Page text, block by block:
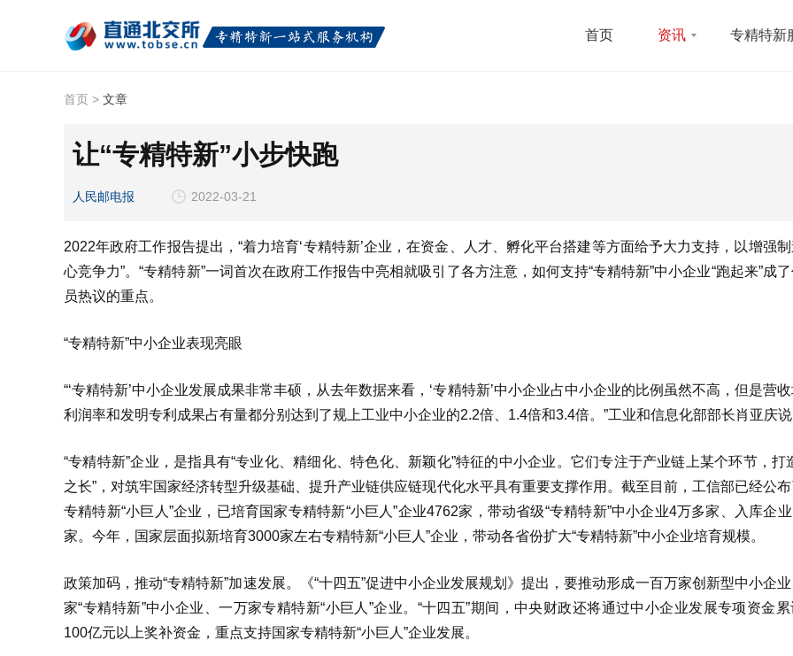
首页 资讯 专精特新
首页 > 文章
让“专精特新”小步快跑
人民邮电报 2022-03-21
2022年政府工作报告提出，“着力培育‘专精特新’企业，在资金、人才、孵化平台搭建等方面给予大力支持，以增强
心竞争力”。“专精特新”一词首次在政府工作报告中亮相就吸引了各方注意，如何支持“专精特新”中小企业“跑起来”成
员热议的重点。
“专精特新”中小企业表现亮眼
“‘专精特新’中小企业发展成果非常丰硕，从去年数据来看，‘专精特新’中小企业占中小企业的比例虽然不高，但是营
利润率和发明专利成果占有量都分别达到了规上工业中小企业的2.2倍、1.4倍和3.4倍。”工业和信息化部部长肖亚庆
“专精特新”企业，是指具有“专业化、精细化、特色化、新颖化”特征的中小企业。它们专注于产业链上某个环节，打
之长”，对筑牢国家经济转型升级基础、提升产业链供应链现代化水平具有重要支撑作用。截至目前，工信部已经公
专精特新“小巨人”企业，已培育国家专精特新“小巨人”企业4762家，带动省级“专精特新”中小企业4万多家、入库企
家。今年，国家层面拟新培育3000家左右专精特新“小巨人”企业，带动各省份扩大“专精特新”中小企业培育规模。
政策加码，推动“专精特新”加速发展。《“十四五”促进中小企业发展规划》提出，要推动形成一百万家创新型中小企
家“专精特新”中小企业、一万家专精特新“小巨人”企业。“十四五”期间，中央财政还将通过中小企业发展专项资金
100亿元以上奖补资金，重点支持国家专精特新“小巨人”企业发展。